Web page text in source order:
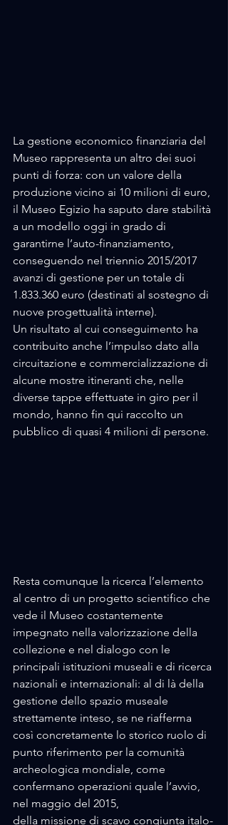
La gestione economico finanziaria del
Museo rappresenta un altro dei suoi
punti di forza: con un valore della
produzione vicino ai 10 milioni di euro,
il Museo Egizio ha saputo dare stabilità
a un modello oggi in grado di
garantirne l’auto-finanziamento,
conseguendo nel triennio 2015/2017
avanzi di gestione per un totale di
1.833.360 euro (destinati al sostegno di
nuove progettualità interne).
Un risultato al cui conseguimento ha
contribuito anche l’impulso dato alla
circuitazione e commercializzazione di
alcune mostre itineranti che, nelle
diverse tappe effettuate in giro per il
mondo, hanno fin qui raccolto un
pubblico di quasi 4 milioni di persone.
Resta comunque la ricerca l’elemento
al centro di un progetto scientifico che
vede il Museo costantemente
impegnato nella valorizzazione della
collezione e nel dialogo con le
principali istituzioni museali e di ricerca
nazionali e internazionali: al di là della
gestione dello spazio museale
strettamente inteso, se ne riafferma
così concretamente lo storico ruolo di
punto riferimento per la comunità
archeologica mondiale, come
confermano operazioni quale l’avvio,
nel maggio del 2015,
della missione di scavo congiunta italo-